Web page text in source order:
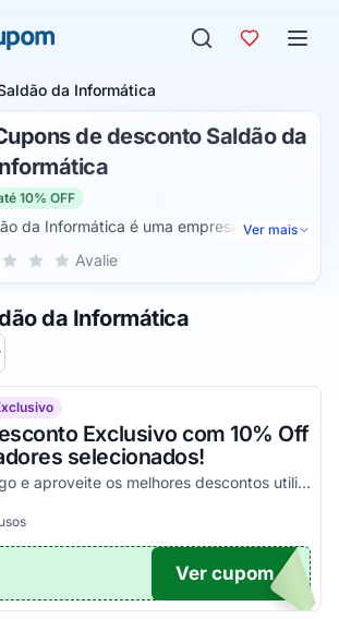
da Informática
de desconto Saldão da
10% OFF
da Informática é uma empresa
de produtos eletrônicos.
(LED, smart, 4K, OLED),
e all in one e monitores (LED, LCD e
possível realizar a compra de
e equipamentos de áudio e vídeo.
Ver mais
para Saldão da Informática, de 1 a 5 estrelas
5 estrelas
4 estrelas
3 estrelasAvalie
da Informática
Exclusivo com 10% Off
selecionados!
Aplique seu código e aproveite os melhores descontos utilizando esse cupom imperdível!
funcionou
UPOM
Ver cupom